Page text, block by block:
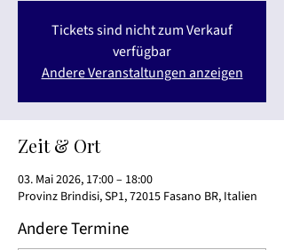
Tickets sind nicht zum Verkauf
verfügbar
Andere Veranstaltungen anzeigen
Zeit & Ort
03. Mai 2026, 17:00 – 18:00
Provinz Brindisi, SP1, 72015 Fasano BR, Italien
Andere Termine